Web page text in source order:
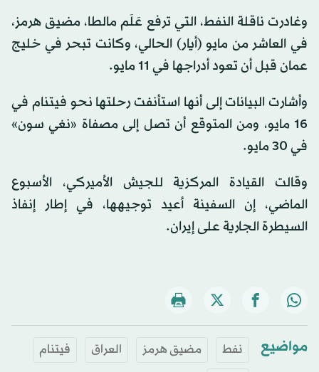
وغادرت ناقلة النفط، التي ترفع عَلَم مالطا، مضيق هرمز،
في العاشر من مايو (أيار) الحالي، وكانت تبحر في خليج
عمان قبل أن تعود أدراجها في 11 مايو.
وأشارت البيانات إلى أنها استأنفت رحلتها نحو فيتنام في
16 مايو، ومن المتوقع أن تصل إلى مصفاة «نغي سون»
في 30 مايو.
وقالت القيادة المركزية للجيش الأميركي، الأسبوع
الماضي، إن السفينة أعيد توجيهها، في إطار إنفاذ
السيطرة الجارية على إيران.
مواضيع نفط مضيق هرمز العراق
فيتنام